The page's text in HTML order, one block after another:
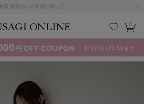
震 被災地への支援に関して
お気
に入
カー
ト
0
STYLE
STYLE
F G